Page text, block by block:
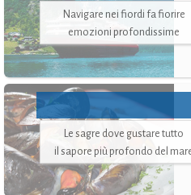
Navigare nei fiordi fa fiorire
emozioni profondissime
Le sagre dove gustare tutto
il sapore più profondo del